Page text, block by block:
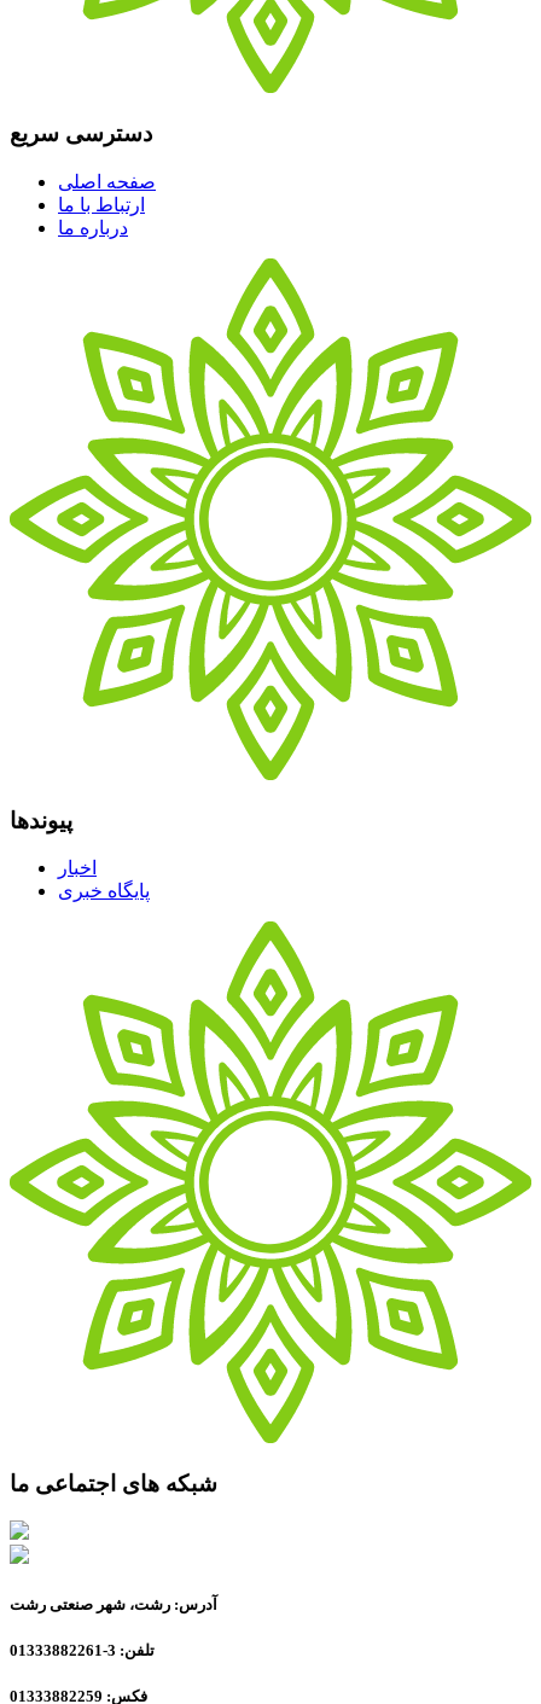
دسترسی سریع
صفحه اصلی
ارتباط با ما
درباره ما
پیوندها
اخبار
پایگاه خبری
شبکه های اجتماعی ما
آدرس: رشت، شهر صنعتی رشت
تلفن: 3-01333882261
فکس: 01333882259